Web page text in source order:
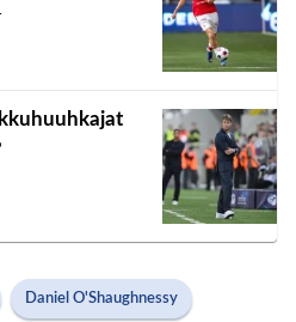
Daniel O'Shaughnessy